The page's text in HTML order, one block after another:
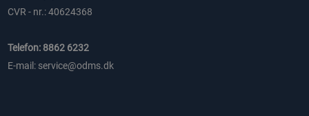
CVR - nr.: 40624368
Telefon: 8862 6232
E-mail: service@odms.dk